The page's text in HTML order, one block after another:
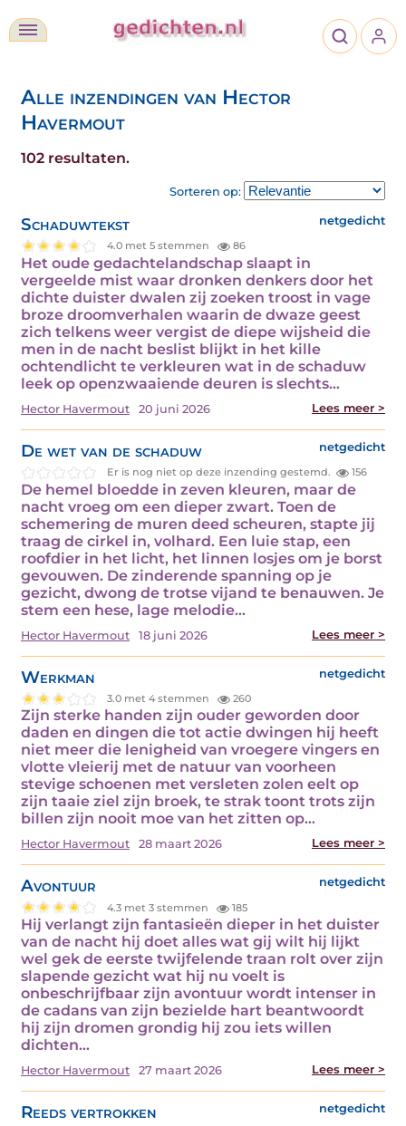
Alle inzendingen van Hector
Havermout
102 resultaten.
Sorteren op:
Schaduwtekst netgedicht
4.0 met 5 stemmen 86
Het oude gedachtelandschap slaapt in
vergeelde mist waar dronken denkers door het
dichte duister dwalen zij zoeken troost in vage
broze droomverhalen waarin de dwaze geest
zich telkens weer vergist de diepe wijsheid die
men in de nacht beslist blijkt in het kille
ochtendlicht te verkleuren wat in de schaduw
leek op openzwaaiende deuren is slechts…
Hector Havermout 20 juni 2026 Lees meer >
De wet van de schaduw netgedicht
Er is nog niet op deze inzending gestemd. 156
De hemel bloedde in zeven kleuren, maar de
nacht vroeg om een dieper zwart. Toen de
schemering de muren deed scheuren, stapte jij
traag de cirkel in, volhard. Een luie stap, een
roofdier in het licht, het linnen losjes om je borst
gevouwen. De zinderende spanning op je
gezicht, dwong de trotse vijand te benauwen. Je
stem een hese, lage melodie…
Hector Havermout 18 juni 2026 Lees meer >
Werkman netgedicht
3.0 met 4 stemmen 260
Zijn sterke handen zijn ouder geworden door
daden en dingen die tot actie dwingen hij heeft
niet meer die lenigheid van vroegere vingers en
vlotte vleierij met de natuur van voorheen
stevige schoenen met versleten zolen eelt op
zijn taaie ziel zijn broek, te strak toont trots zijn
billen zijn nooit moe van het zitten op…
Hector Havermout 28 maart 2026 Lees meer >
Avontuur netgedicht
4.3 met 3 stemmen 185
Hij verlangt zijn fantasieën dieper in het duister
van de nacht hij doet alles wat gij wilt hij lijkt
wel gek de eerste twijfelende traan rolt over zijn
slapende gezicht wat hij nu voelt is
onbeschrijfbaar zijn avontuur wordt intenser in
de cadans van zijn bezielde hart beantwoordt
hij zijn dromen grondig hij zou iets willen
dichten…
Hector Havermout 27 maart 2026 Lees meer >
Reeds vertrokken netgedicht